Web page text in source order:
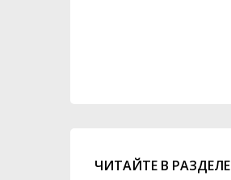
ЧИТАЙТЕ В РАЗДЕЛЕ